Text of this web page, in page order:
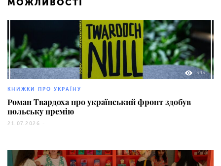
МОЖЛИВОСТІ
343
КНИЖКИ ПРО УКРАЇНУ
Роман Твардоха про український фронт здобув
польську премію
21.07.2026 -